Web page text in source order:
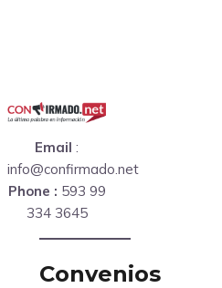
Email :
info@confirmado.net
Phone : 593 99
334 3645
Convenios